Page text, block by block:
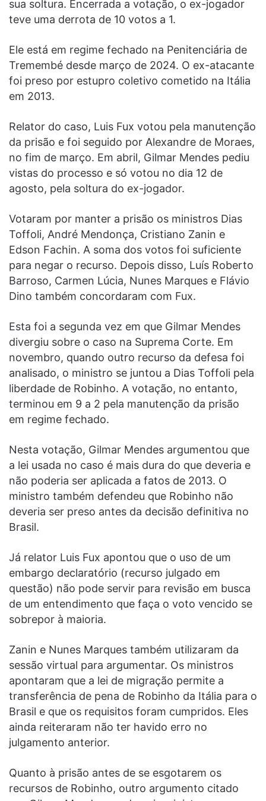
sua soltura. Encerrada a votação, o ex-jogador
teve uma derrota de 10 votos a 1.
Ele está em regime fechado na Penitenciária de
Tremembé desde março de 2024. O ex-atacante
foi preso por estupro coletivo cometido na Itália
em 2013.
Relator do caso, Luis Fux votou pela manutenção
da prisão e foi seguido por Alexandre de Moraes,
no fim de março. Em abril, Gilmar Mendes pediu
vistas do processo e só votou no dia 12 de
agosto, pela soltura do ex-jogador.
Votaram por manter a prisão os ministros Dias
Toffoli, André Mendonça, Cristiano Zanin e
Edson Fachin. A soma dos votos foi suficiente
para negar o recurso. Depois disso, Luís Roberto
Barroso, Carmen Lúcia, Nunes Marques e Flávio
Dino também concordaram com Fux.
Esta foi a segunda vez em que Gilmar Mendes
divergiu sobre o caso na Suprema Corte. Em
novembro, quando outro recurso da defesa foi
analisado, o ministro se juntou a Dias Toffoli pela
liberdade de Robinho. A votação, no entanto,
terminou em 9 a 2 pela manutenção da prisão
em regime fechado.
Nesta votação, Gilmar Mendes argumentou que
a lei usada no caso é mais dura do que deveria e
não poderia ser aplicada a fatos de 2013. O
ministro também defendeu que Robinho não
deveria ser preso antes da decisão definitiva no
Brasil.
Já relator Luis Fux apontou que o uso de um
embargo declaratório (recurso julgado em
questão) não pode servir para revisão em busca
de um entendimento que faça o voto vencido se
sobrepor à maioria.
Zanin e Nunes Marques também utilizaram da
sessão virtual para argumentar. Os ministros
apontaram que a lei de migração permite a
transferência de pena de Robinho da Itália para o
Brasil e que os requisitos foram cumpridos. Eles
ainda reiteraram não ter havido erro no
julgamento anterior.
Quanto à prisão antes de se esgotarem os
recursos de Robinho, outro argumento citado